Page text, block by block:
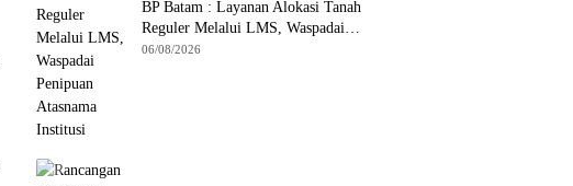
BP Batam : Layanan Alokasi Tanah
Reguler Melalui LMS, Waspadai
Penipuan Atasnama Institusi
06/08/2026